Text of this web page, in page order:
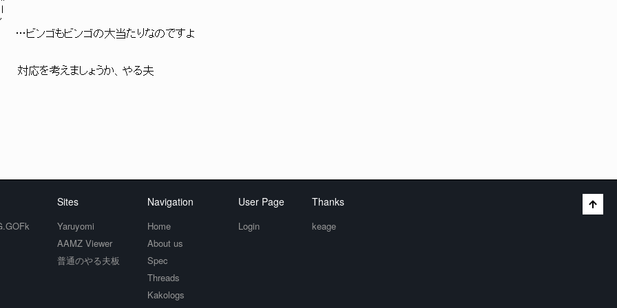
ビンゴもビンゴの大当たりなのですよ
考えましょうか、やる夫
Sites
Yaruyomi
AAMZ Viewer
普通のやる夫板
Navigation
Home
About us
Spec
Threads
Kakologs
User Page
Login
Thanks
keage